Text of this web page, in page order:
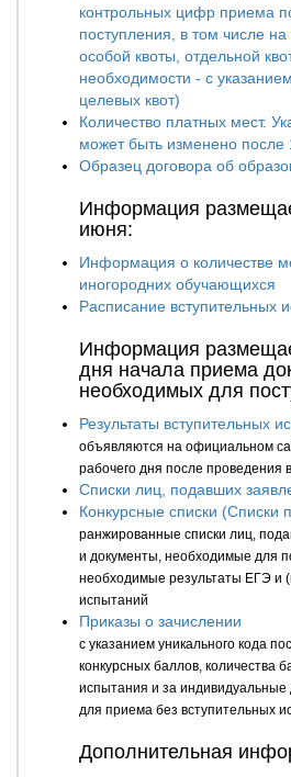
контрольных цифр приема
поступления, в том числе
особой квоты, отдельной
необходимости - с
целевых квот)
Количество платных мест.
может быть изменено после
Образец договора об
Информация
июня:
Информация о количестве
иногородних обучающихся
Расписание вступительных
Информация
дня начала приема
необходимых для
Результаты вступительных
объявляются на официальном
рабочего дня после проведения
Списки лиц, подавших
Конкурсные списки (Списки
ранжированные списки лиц,
и документы, необходимые для
необходимые результаты ЕГЭ и
испытаний
Приказы о зачислении
с указанием уникального кода
конкурсных баллов, количества
испытания и за индивидуальные
для приема без вступительных
Дополнительная